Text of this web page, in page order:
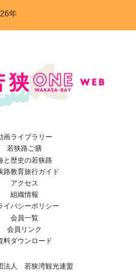
年
画ライブラリー
若狭路ご膳
と歴史の若狭路
路教育旅行ガイド
アクセス
組織情報
イバシーポリシー
会員一覧
会員リンク
料ダウンロード
法人 若狭湾観光連盟